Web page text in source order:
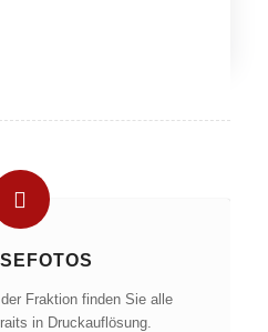
Fraktion finden Sie alle
in Druckauflösung.